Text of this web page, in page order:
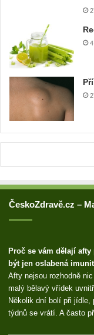
a
d
r
ČeskoZdravě.cz –
Proč se vám dělají
být jen oslabená
Afty nejsou rozhodně
malý bělavý vřídek
Několik dní bolí při
týdnů se vrátí. A často